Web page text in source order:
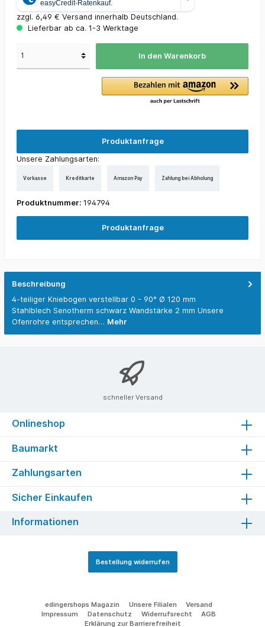
zzgl. 6,49 € Versand innerhalb Deutschland.
Lieferbar ab ca. 1-3 Werktage
In den Warenkorb
Produktanfrage
Unsere Zahlungsarten:
Vorkasse Kreditkarte Amazon Pay Zahlung bei Abholung
Produktnummer: 194794
Produktanfrage
Beschreibung
4-teiliger Kniebogen verstellbar 0 - 90° Ø 120 mm
Stahlblech Senotherm schwarz Wandstärke 2 mm Unsere
Ofenrohre entsprechen… Mehr
schneller Versand
Onlineshop
Baumarkt
Zahlungsarten
Sicher Einkaufen
Informationen
Bestellung widerrufen
edingershops Magazin Unsere Filialen
Versand
Impressum
Datenschutz Widerrufsrecht
AGB
Erklärung zur Barrierefreiheit